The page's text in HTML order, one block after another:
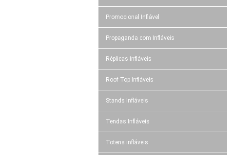
Promocional Inflável
Propaganda com Infláveis
Réplicas Infláveis
Roof Top Infláveis
Stands Infláveis
Tendas Infláveis
Totens infláveis